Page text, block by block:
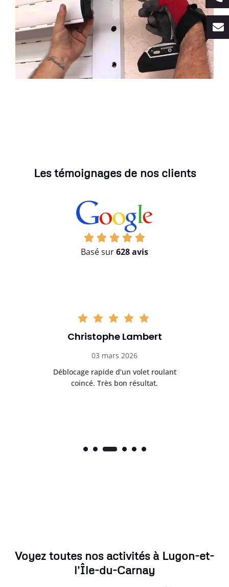
Les témoignages de nos clients
Basé sur628 avis
Stéphane Aubert
05 mars 2026
Très satisfait du dépannage sur mon volet
roulant électrique.
Voyez toutes nos activités à Lugon-et-
l'Île-du-Carnay